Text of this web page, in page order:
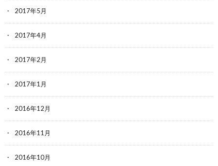
2017年5月
2017年4月
2017年2月
2017年1月
2016年12月
2016年11月
2016年10月